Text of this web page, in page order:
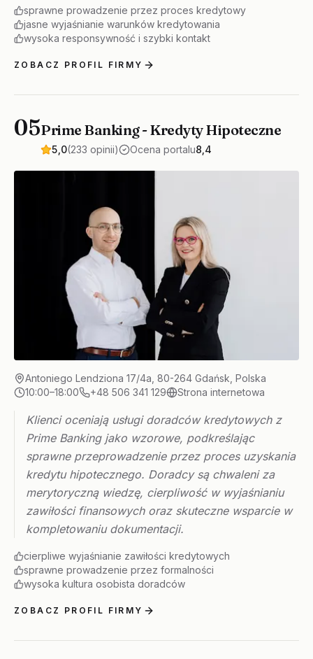
sprawne prowadzenie przez proces kredytowy
jasne wyjaśnianie warunków kredytowania
wysoka responsywność i szybki kontakt
ZOBACZ PROFIL FIRMY
05Prime Banking - Kredyty Hipoteczne
5,0(233 opinii) Ocena portalu8,4
Antoniego Lendziona 17/4a, 80-264 Gdańsk, Polska
10:00–18:00
+48 506 341 129 Strona internetowa
Klienci oceniają usługi doradców kredytowych z
Prime Banking jako wzorowe, podkreślając
sprawne przeprowadzenie przez proces uzyskania
kredytu hipotecznego. Doradcy są chwaleni za
merytoryczną wiedzę, cierpliwość w wyjaśnianiu
zawiłości finansowych oraz skuteczne wsparcie w
kompletowaniu dokumentacji.
cierpliwe wyjaśnianie zawiłości kredytowych
sprawne prowadzenie przez formalności
wysoka kultura osobista doradców
ZOBACZ PROFIL FIRMY